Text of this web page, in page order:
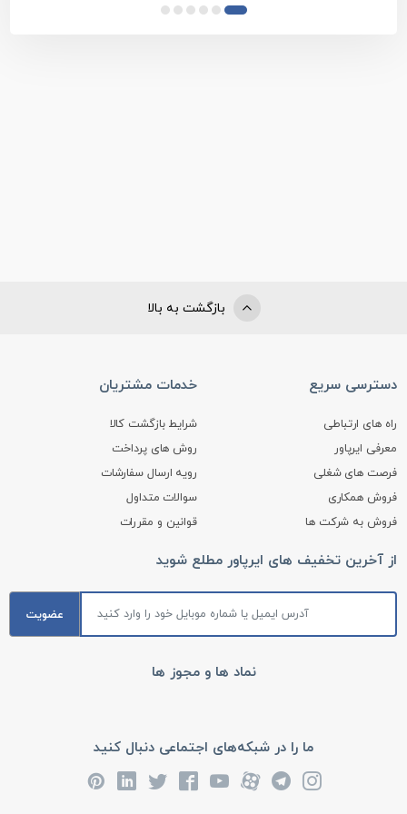
بازگشت به بالا
دسترسی سریع
راه های ارتباطی
معرفی ایرپاور
فرصت های شغلی
فروش همکاری
فروش به شرکت ها
خدمات مشتریان
شرایط بازگشت کالا
روش های پرداخت
رویه ارسال سفارشات
سوالات متداول
قوانین و مقررات
از آخرین تخفیف های ایرپاور مطلع شوید
عضویت
نماد ها و مجوز ها
ما را در شبکه‌های اجتماعی دنبال کنید